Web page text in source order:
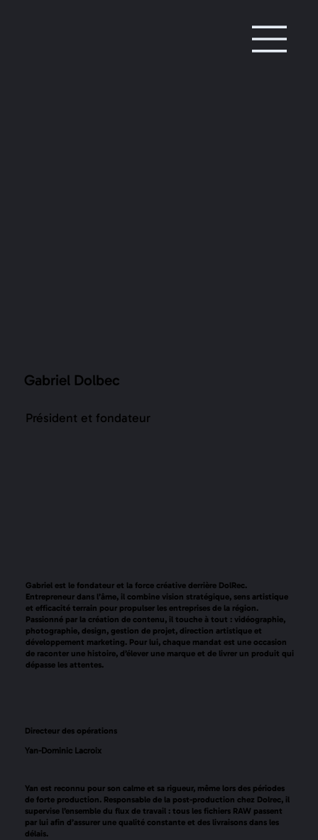
Directeur des opérations
Yan-Dominic Lacroix
Yan est reconnu pour son calme et sa rigueur, même lors des périodes
de forte production. Responsable de la post-production chez Dolrec, il
supervise l’ensemble du flux de travail : tous les fichiers RAW passent
par lui afin d’assurer une qualité constante et des livraisons dans les
délais.
Gabriel Dolbec
Président et fondateur
Gabriel est le fondateur et la force créative derrière DolRec.
Entrepreneur dans l’âme, il combine vision stratégique, sens artistique
et efficacité terrain pour propulser les entreprises de la région.
Passionné par la création de contenu, il touche à tout : vidéographie,
photographie, design, gestion de projet, direction artistique et
développement marketing. Pour lui, chaque mandat est une occasion
de raconter une histoire, d’élever une marque et de livrer un produit qui
dépasse les attentes.